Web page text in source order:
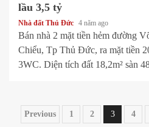
lầu 3,5 tỷ
Nhà đất Thủ Đức 4 năm ago
Bán nhà 2 mặt tiền hẻm đường
Chiểu, Tp Thủ Đức, ra mặt tiền
3WC. Diện tích đất 18,2m² sàn
Phân
Previous 1 2 3 4